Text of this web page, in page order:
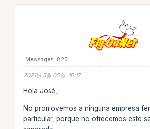
Messages: 825
2021년 5월 05일, 16:17
Hola José,
No promovemos a ninguna empresa
particular, porque no ofrecemos este